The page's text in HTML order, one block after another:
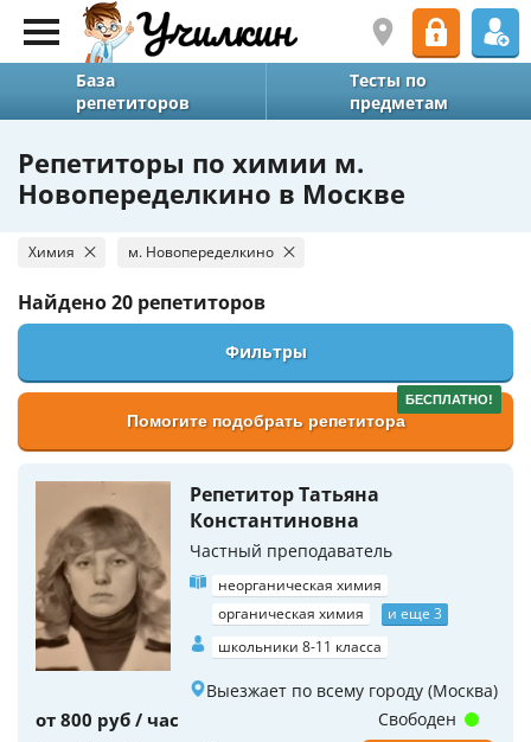
База
репетиторов
Тесты по
предметам
Репетиторы по химии м.
Новопеределкино в Москве
Химия м. Новопеределкино
Найдено20 репетиторов
Фильтры
БЕСПЛАТНО!
Помогите подобрать репетитора
Репетитор Татьяна
Константиновна
Частный преподаватель
неорганическая химия
органическая химия
и еще 3
школьники 8-11 класса
Выезжает по всему городу (Москва)
от 800 руб / час Свободен